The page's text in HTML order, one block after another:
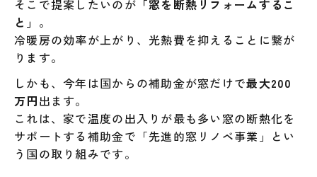
そこで提案したいのが 「窓を断熱リフォームするこ
と」 。
冷暖房の効率が上がり、光熱費を抑えることに繋が
ります。
しかも、今年は国からの補助金が窓だけで最大200
万円出ます。
これは、家で温度の出入りが最も多い窓の断熱化を
サポートする補助金で「先進的窓リノベ事業」とい
う国の取り組みです。